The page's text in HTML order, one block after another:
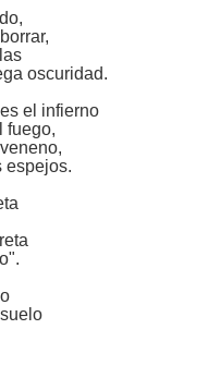
oscuridad.
el infierno
fuego,
espejos.